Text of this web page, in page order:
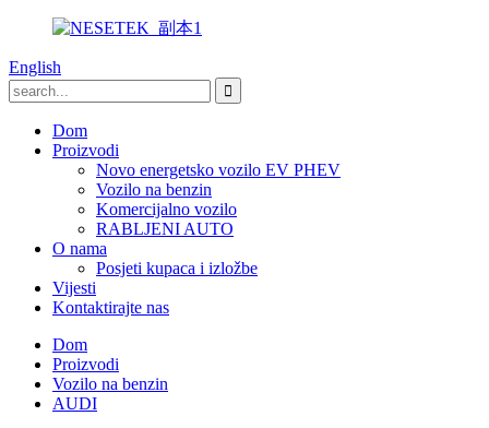
English
Dom
Proizvodi
Novo energetsko vozilo EV PHEV
Vozilo na benzin
Komercijalno vozilo
RABLJENI AUTO
O nama
Posjeti kupaca i izložbe
Vijesti
Kontaktirajte nas
Dom
Proizvodi
Vozilo na benzin
AUDI